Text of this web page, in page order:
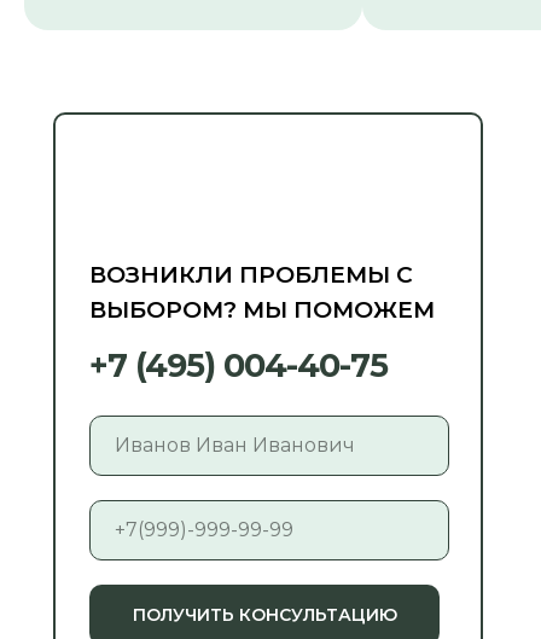
ПОЛУЧИТЬ КОНСУЛЬТАЦИЮ
ВОЗНИКЛИ ПРОБЛЕМЫ С
ВЫБОРОМ? МЫ ПОМОЖЕМ
+7 (495) 004-40-75